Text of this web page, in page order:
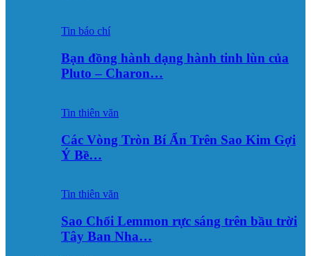
Tin báo chí
Bạn đồng hành dạng hành tinh lùn của
Pluto – Charon…
Tin thiên văn
Các Vòng Tròn Bí Ẩn Trên Sao Kim Gợi
Ý Bề…
Tin thiên văn
Sao Chổi Lemmon rực sáng trên bầu trời
Tây Ban Nha…